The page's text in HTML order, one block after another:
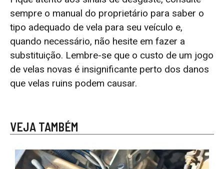
sempre o manual do proprietário para saber o
tipo adequado de vela para seu veículo e,
quando necessário, não hesite em fazer a
substituição. Lembre-se que o custo de um jogo
de velas novas é insignificante perto dos danos
que velas ruins podem causar.
VEJA TAMBÉM